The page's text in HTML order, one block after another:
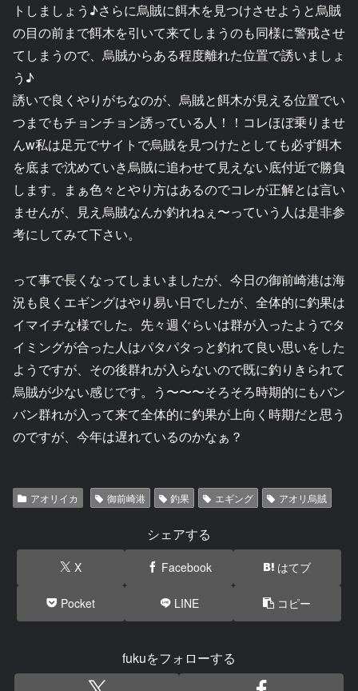
トしましょう♪さらに烏賊に餌木を見つけさせようと烏賊
の目の前まで餌木を引いて来てしまうのも同様に警戒させ
てしまうので、烏賊からある程度離れた位置で誘いましょ
う♪
誘いで良くやりがちなのが、烏賊と餌木が見える位置でい
つまでもチョンチョン誘っている人！！コレほぼ乗りませ
んw私は足元でサイトで烏賊を見つけたとしても必ず餌木
を底まで沈めていき烏賊に追わせて見えない底付近で勝負
します。まぁ色々とやり方はあるのでコレが正解とは言い
ませんが、見え烏賊なんか釣れねぇ〜っていう人は是非参
考にしてみて下さい。
って事で長くなってしまいましたが、今日の御前崎港は海
況も良くエギングはやり易い日でしたが、全体的に釣果は
イマイチな様でした。先々週ぐらいは群が入ったようでタ
イミングが合った人はパタパタっと釣れて良い思いをした
ようですが、その後群れが入らないので既に釣りきられて
烏賊が少ない感じです。う〜〜〜そろそろ時期的にもバン
バン群れが入って来て全体的に釣果が上向く時期だと思う
のですが、今年は遅れているのかなぁ？
アオリイカ 御前崎港 釣果 エギング アオリ烏賊
シェアする
X Facebook はてブ
Pocket LINE コピー
fukuをフォローする